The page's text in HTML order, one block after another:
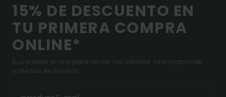
15% DE DESCUENTO EN
TU PRIMERA COMPRA
ONLINE*
Suscríbete ahora para recibir las ultimas informaciones
y ofertas exclusivas.